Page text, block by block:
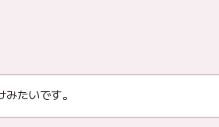
たいです。